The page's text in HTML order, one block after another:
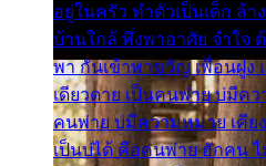
อยู่ในครัว ทำตัวเป็นเด็ก ล้า
บ้านใกล้ พึ่งพาอาศัย จำใจ
พา กันเข้าพาขวัญ เพื่อนฝูง
เดียวดาย เป็นคนพ่าย บ่มีคว
คนพ่าย บ่มีความหมาย เคียง
เป็นบ่ได้ คือคนพ่าย ฮักคน